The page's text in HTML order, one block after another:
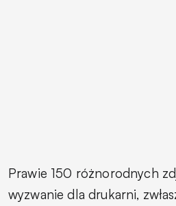
Prawie 150 różnorodnych
wyzwanie dla drukarni,